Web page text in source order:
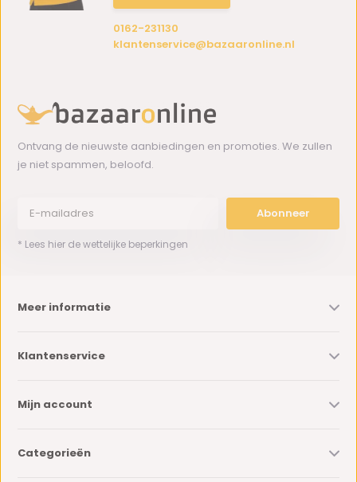
0162-231130
klantenservice@bazaaronline.nl
Ontvang de nieuwste aanbiedingen en promoties. We zullen
je niet spammen, beloofd.
Abonneer
* Lees hier de wettelijke beperkingen
Meer informatie
Klantenservice
Mijn account
Categorieën